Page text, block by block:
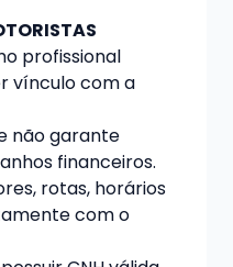
profissional
vínculo com a
não garante
financeiros.
rotas, horários
com o